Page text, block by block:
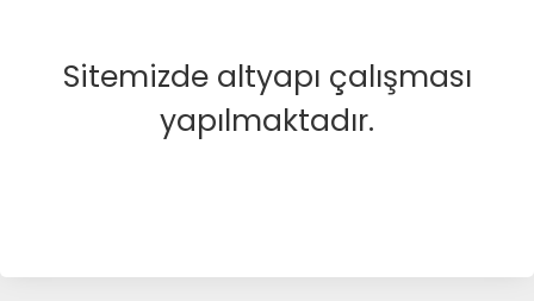
Sitemizde altyapı çalışması
yapılmaktadır.